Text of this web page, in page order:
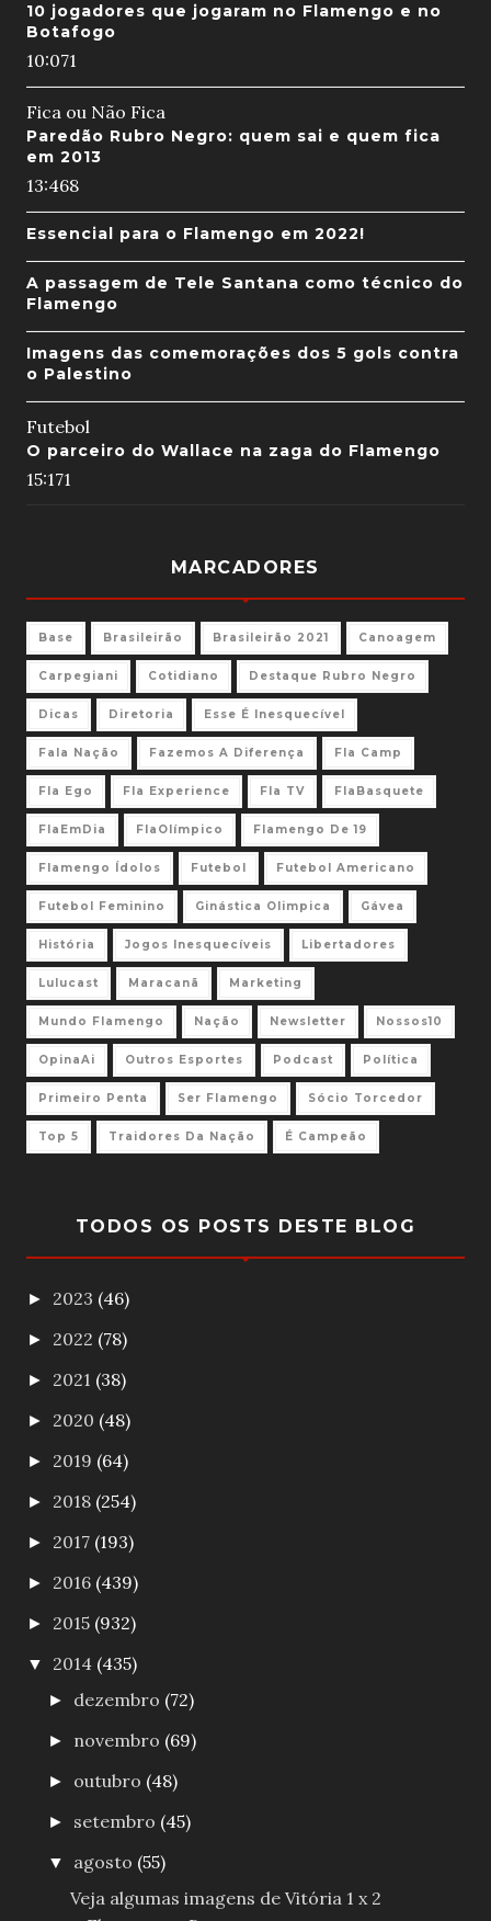
10 jogadores que jogaram no Flamengo e no
Botafogo
10:071
Fica ou Não Fica
Paredão Rubro Negro: quem sai e quem fica
em 2013
13:468
Essencial para o Flamengo em 2022!
A passagem de Tele Santana como técnico do
Flamengo
Imagens das comemorações dos 5 gols contra
o Palestino
Futebol
O parceiro do Wallace na zaga do Flamengo
15:171
MARCADORES
Base Brasileirão Brasileirão 2021 Canoagem
Carpegiani Cotidiano Destaque Rubro Negro
Dicas Diretoria Esse É Inesquecível
Fala Nação Fazemos A Diferença Fla Camp
Fla Ego Fla Experience Fla TV FlaBasquete
FlaEmDia FlaOlímpico Flamengo De 19
Flamengo Ídolos Futebol Futebol Americano
Futebol Feminino Ginástica Olimpica Gávea
História Jogos Inesquecíveis Libertadores
Lulucast Maracanã Marketing
Mundo Flamengo Nação Newsletter Nossos10
OpinaAi Outros Esportes Podcast Política
Primeiro Penta Ser Flamengo Sócio Torcedor
Top 5 Traidores Da Nação É Campeão
TODOS OS POSTS DESTE BLOG
► 2023 (46)
► 2022 (78)
► 2021 (38)
► 2020 (48)
► 2019 (64)
► 2018 (254)
► 2017 (193)
► 2016 (439)
► 2015 (932)
▼ 2014 (435)
► dezembro (72)
► novembro (69)
► outubro (48)
► setembro (45)
▼ agosto (55)
Veja algumas imagens de Vitória 1 x 2